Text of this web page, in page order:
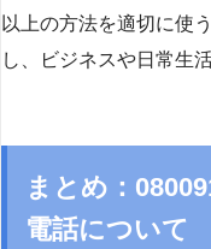
以上の方法を適切に使
し、ビジネスや日常生
まとめ：
電話について